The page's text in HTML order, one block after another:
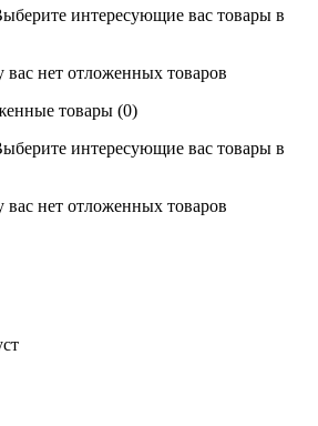
интересующие вас товары в
нет отложенных товаров
товары (0)
интересующие вас товары в
нет отложенных товаров